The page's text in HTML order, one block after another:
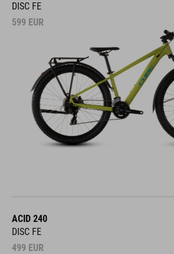
DISC FE
599 EUR
ACID 240
DISC FE
499 EUR